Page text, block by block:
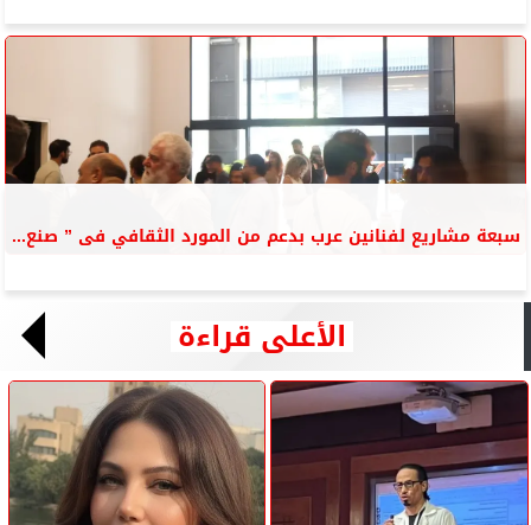
سبعة مشاريع لفنانين عرب بدعم من المورد الثقافي فى ” صنع...
الأعلى قراءة